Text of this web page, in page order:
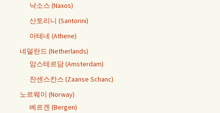
낙소스 (Naxos)
산토리니 (Santorini)
아테네 (Athene)
네덜란드 (Netherlands)
암스테르담 (Amsterdam)
잔센스칸스 (Zaanse Schanc)
노르웨이 (Norway)
베르겐 (Bergen)